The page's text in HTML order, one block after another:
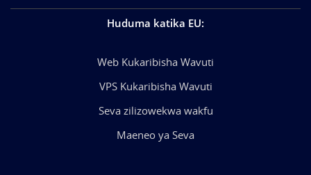
Huduma katika EU:
Web Kukaribisha Wavuti
VPS Kukaribisha Wavuti
Seva zilizowekwa wakfu
Maeneo ya Seva